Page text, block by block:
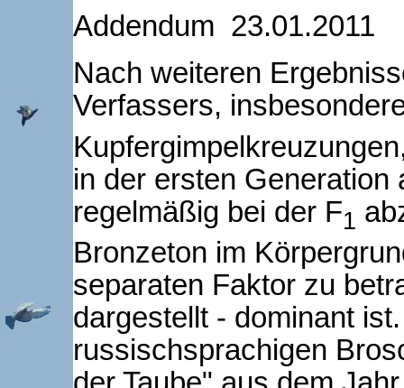
Addendum 23.01.2011
Nach weiteren
Verfassers,
in der ersten
regelmäßig bei der F1
Bronzeton im
separaten Faktor zu
dargestellt - dominant
russischsprachigen